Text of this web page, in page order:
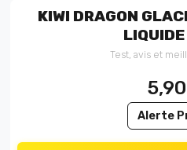
KIWI DRAGON
Test, avis et
5,90
Alerte